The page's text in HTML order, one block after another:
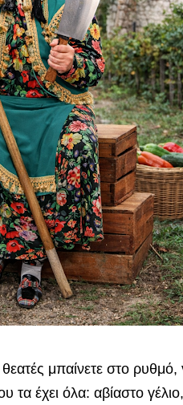
μπαίνετε στο
τα έχει όλα: αβίαστο